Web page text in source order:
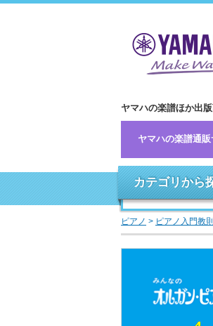
ヤマハの楽譜ほか出
ヤマハの楽譜通販
カテゴリから
ピアノ > ピアノ入門教